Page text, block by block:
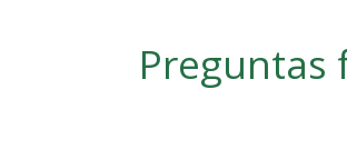
Preguntas